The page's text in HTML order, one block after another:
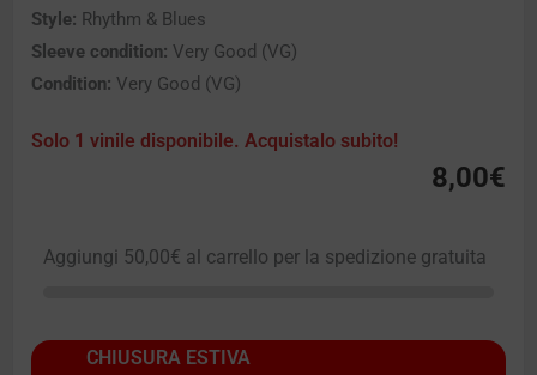
Style: Rhythm & Blues
Sleeve condition: Very Good (VG)
Condition: Very Good (VG)
Solo 1 vinile disponibile. Acquistalo subito!
8,00€
Aggiungi 50,00€ al carrello per la spedizione gratuita
CHIUSURA ESTIVA